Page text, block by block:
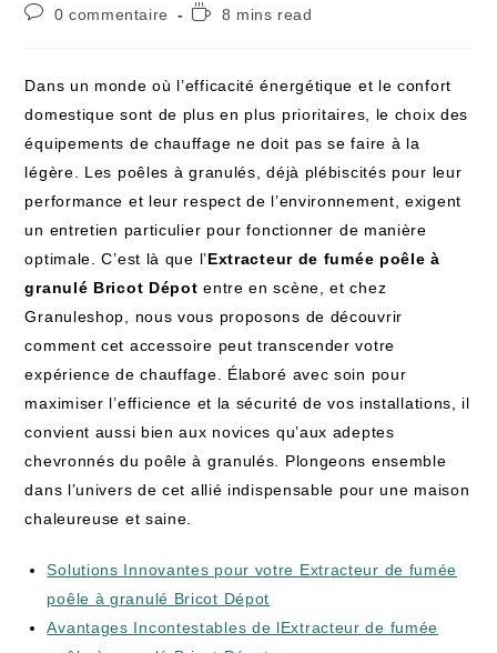
0 commentaire
8 mins read
Dans un monde où l’efficacité énergétique et le confort
domestique sont de plus en plus prioritaires, le choix des
équipements de chauffage ne doit pas se faire à la
légère. Les poêles à granulés, déjà plébiscités pour leur
performance et leur respect de l’environnement, exigent
un entretien particulier pour fonctionner de manière
optimale. C’est là que l’Extracteur de fumée poêle à
granulé Bricot Dépot entre en scène, et chez
Granuleshop, nous vous proposons de découvrir
comment cet accessoire peut transcender votre
expérience de chauffage. Élaboré avec soin pour
maximiser l’efficience et la sécurité de vos installations, il
convient aussi bien aux novices qu’aux adeptes
chevronnés du poêle à granulés. Plongeons ensemble
dans l’univers de cet allié indispensable pour une maison
chaleureuse et saine.
Solutions Innovantes pour votre Extracteur de fumée
poêle à granulé Bricot Dépot
Avantages Incontestables de lExtracteur de fumée